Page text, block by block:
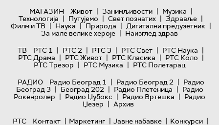
МАГАЗИН
Живот | Занимљивости | Музика |
Технологијa | Путујемо | Свет познатих | Здравље |
Филм и ТВ | Наука | Природа | Дигитални предузетник |
За мале велике хероје | Наизглед здрав
ТВ
РТС 1 | РТС 2 | РТС 3 | РТС Свет | РТС Наука |
РТС Драма | РТС Живот | РТС Класика | РТС Коло |
РТС Трезор | РТС Музика | РТС Полетарац
РАДИО
Радио Београд 1 | Радио Београд 2 | Радио
Београд 3 | Београд 202 | Радио Плетеница | Радио
Рокенролер | Радио Џубокс | Радио Вртешка | Радио
Џезер | Архив
РТС
Контакт | Маркетинг | Јавне набавке | Конкурси |